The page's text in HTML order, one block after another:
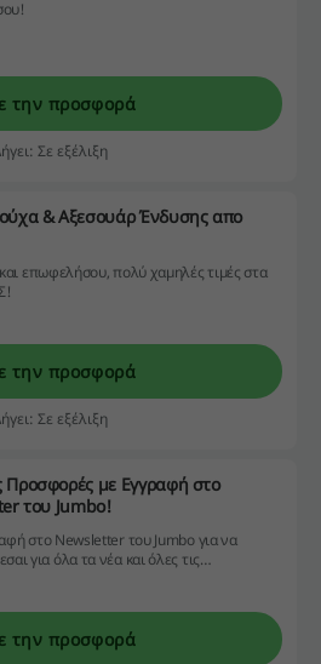
την προσφορά
Σε εξέλιξη
& Αξεσουάρ Ένδυσης απο
επωφελήσου, πολύ χαμηλές τιμές στα
την προσφορά
Σε εξέλιξη
Προσφορές με Εγγραφή στο
του Jumbo!
στο Newsletter του Jumbo για να
για όλα τα νέα και όλες τις
την προσφορά